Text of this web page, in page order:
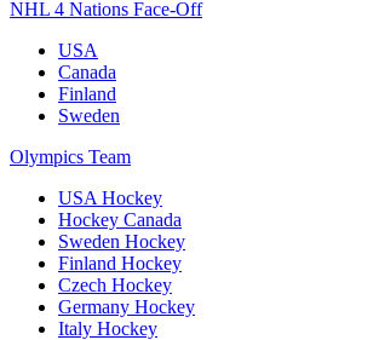
NHL 4 Nations Face-Off
USA
Canada
Finland
Sweden
Olympics Team
USA Hockey
Hockey Canada
Sweden Hockey
Finland Hockey
Czech Hockey
Germany Hockey
Italy Hockey